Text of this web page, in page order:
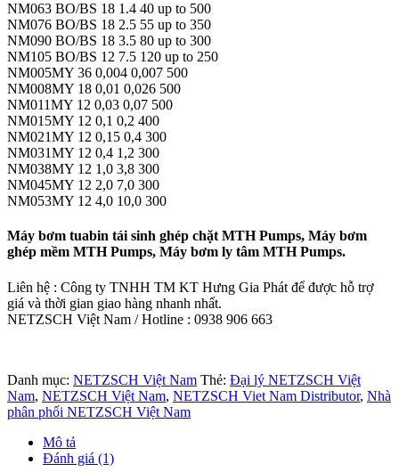
NM063 BO/BS 18 1.4 40 up to 500
NM076 BO/BS 18 2.5 55 up to 350
NM090 BO/BS 18 3.5 80 up to 300
NM105 BO/BS 12 7.5 120 up to 250
NM005MY 36 0,004 0,007 500
NM008MY 18 0,01 0,026 500
NM011MY 12 0,03 0,07 500
NM015MY 12 0,1 0,2 400
NM021MY 12 0,15 0,4 300
NM031MY 12 0,4 1,2 300
NM038MY 12 1,0 3,8 300
NM045MY 12 2,0 7,0 300
NM053MY 12 4,0 10,0 300
Máy bơm tuabin tái sinh ghép chặt MTH Pumps, Máy bơm
ghép mềm MTH Pumps, Máy bơm ly tâm MTH Pumps.
Liên hệ : Công ty TNHH TM KT Hưng Gia Phát để được hỗ trợ
giá và thời gian giao hàng nhanh nhất.
NETZSCH Việt Nam / Hotline : 0938 906 663
Danh mục: NETZSCH Việt Nam Thẻ: Đại lý NETZSCH Việt
Nam, NETZSCH Việt Nam, NETZSCH Viet Nam Distributor, Nhà
phân phối NETZSCH Việt Nam
Mô tả
Đánh giá (1)